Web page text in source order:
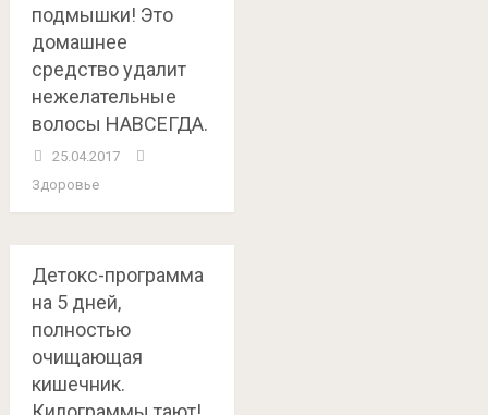
подмышки! Это
домашнее
средство удалит
нежелательные
волосы НАВСЕГДА.
25.04.2017
Здоровье
Детокс-программа
на 5 дней,
полностью
очищающая
кишечник.